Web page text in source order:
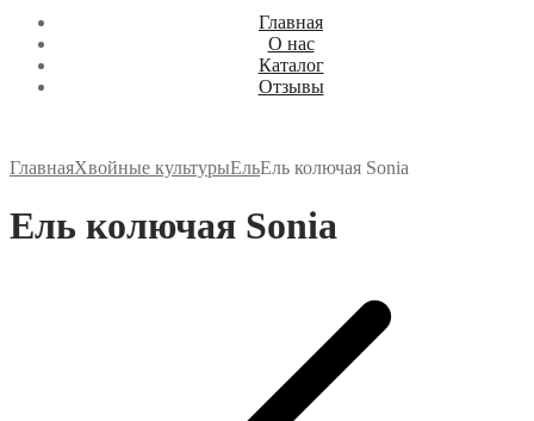
Главная
О нас
Каталог
Отзывы
ГлавнаяХвойные культурыЕльЕль колючая Sonia
Ель колючая Sonia